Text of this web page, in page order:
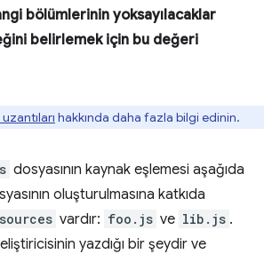
bölümlerinin yoksayılacaklar
belirlemek için bu değeri
hakkında daha fazla bilgi edinin.
dosyasının kaynak eşlemesi aşağıda
oluşturulmasına katkıda
sources vardır: foo.js ve lib.js .
yazdığı bir şeydir ve